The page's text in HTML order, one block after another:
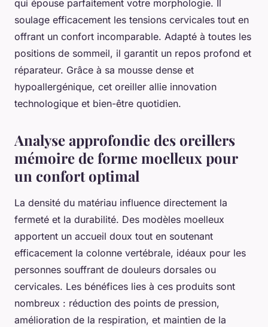
qui épouse parfaitement votre morphologie. Il
soulage efficacement les tensions cervicales tout en
offrant un confort incomparable. Adapté à toutes les
positions de sommeil, il garantit un repos profond et
réparateur. Grâce à sa mousse dense et
hypoallergénique, cet oreiller allie innovation
technologique et bien-être quotidien.
Analyse approfondie des oreillers
mémoire de forme moelleux pour
un confort optimal
La densité du matériau influence directement la
fermeté et la durabilité. Des modèles moelleux
apportent un accueil doux tout en soutenant
efficacement la colonne vertébrale, idéaux pour les
personnes souffrant de douleurs dorsales ou
cervicales. Les bénéfices lies à ces produits sont
nombreux : réduction des points de pression,
amélioration de la respiration, et maintien de la